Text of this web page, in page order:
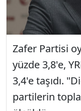
Zafer Partisi
yüzde 3,8'e,
3,4'e taşıdı.
partilerin